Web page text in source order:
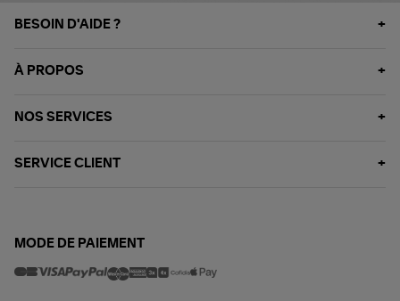
BESOIN D'AIDE ?
À PROPOS
NOS SERVICES
SERVICE CLIENT
MODE DE PAIEMENT